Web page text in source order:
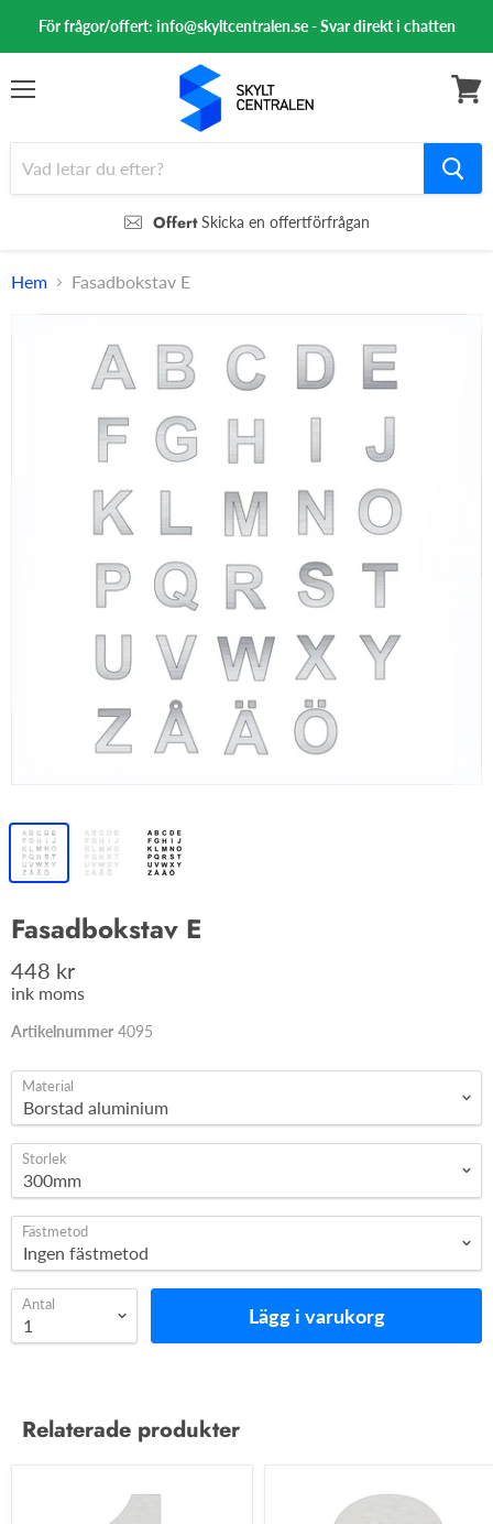
För frågor/offert: info@skyltcentralen.se - Svar direkt i chatten
OffertSkicka en offertförfrågan
Hem Fasadbokstav E
Fasadbokstav E
448 kr
ink moms
Artikelnummer 4095
Material
Storlek
Fästmetod
Antal Lägg i varukorg
Relaterade produkter